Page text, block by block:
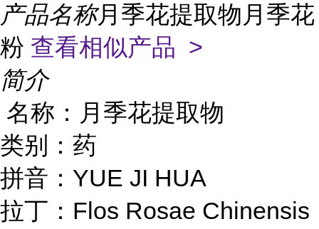
产品名称月季花提取物月季花
粉 查看相似产品 >
简介
名称：月季花提取物
类别：药
拼音： YUE JI HUA
拉丁： Flos Rosae Chinensis